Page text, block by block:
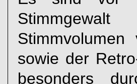
sowie der
besonders